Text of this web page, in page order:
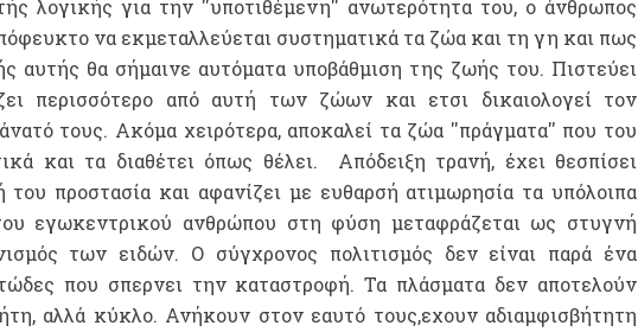
λογικής για την ''υποτιθέμενη'' ανωτερότητα του, ο άνθρωπος
να εκμεταλλεύεται συστηματικά τα ζώα και τη γη και πως
αυτής θα σήμαινε αυτόματα υποβάθμιση της ζωής του. Πιστεύει
περισσότερο από αυτή των ζώων και ετσι δικαιολογεί τον
τους. Ακόμα χειρότερα, αποκαλεί τα ζώα ''πράγματα'' που του
και τα διαθέτει όπως θέλει. Απόδειξη τρανή, έχει θεσπίσει
του προστασία και αφανίζει με ευθαρσή ατιμωρησία τα υπόλοιπα
εγωκεντρικού ανθρώπου στη φύση μεταφράζεται ως στυγνή
των ειδών. Ο σύγχρονος πολιτισμός δεν είναι παρά ένα
που σπερνει την καταστροφή. Τα πλάσματα δεν αποτελούν
αλλά κύκλο. Ανήκουν στον εαυτό τους,εχουν αδιαμφισβήτητη